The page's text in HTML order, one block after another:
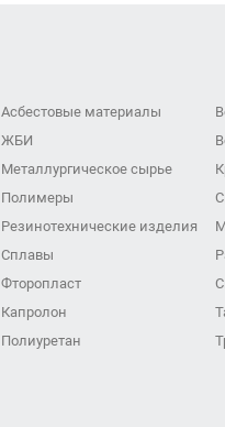
Асбестовые материалы
ЖБИ
Металлургическое сырье
Полимеры
Резинотехнические изделия
Сплавы
Фторопласт
Капролон
Полиуретан